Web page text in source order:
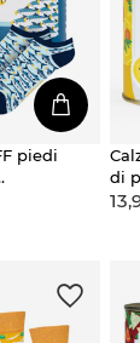
piedi
di